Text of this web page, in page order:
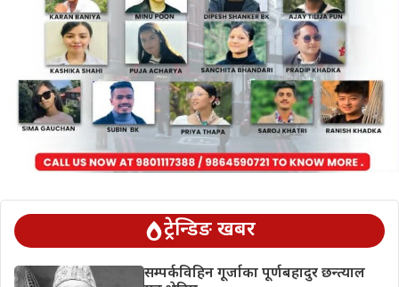
ट्रेन्डिङ खबर
सम्पर्कविहिन गूर्जाका पूर्णबहादुर छन्त्याल